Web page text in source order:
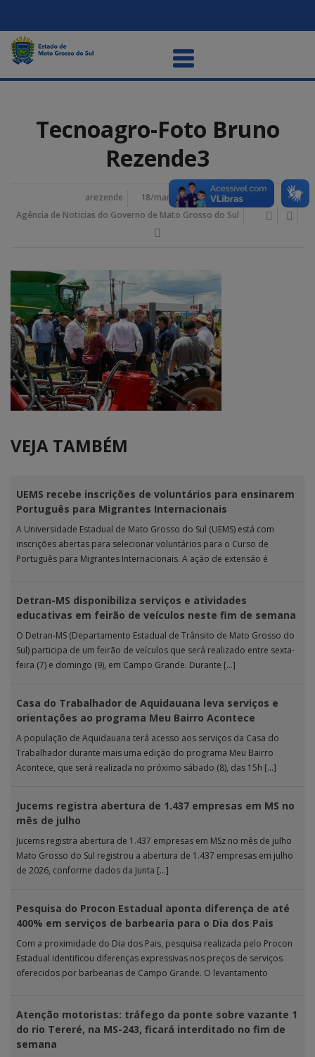
Tecnoagro-Foto Bruno
Rezende3
arezende
18/março/2025 2:41 pm
Agência de Noticias do Governo de Mato Grosso do Sul
VEJA TAMBÉM
UEMS recebe inscrições de voluntários para ensinarem
Português para Migrantes Internacionais
A Universidade Estadual de Mato Grosso do Sul (UEMS) está com
inscrições abertas para selecionar voluntários para o Curso de
Português para Migrantes Internacionais. A ação de extensão é
Detran-MS disponibiliza serviços e atividades
educativas em feirão de veículos neste fim de semana
O Detran-MS (Departamento Estadual de Trânsito de Mato Grosso do
Sul) participa de um feirão de veículos que será realizado entre sexta-
feira (7) e domingo (9), em Campo Grande. Durante […]
Casa do Trabalhador de Aquidauana leva serviços e
orientações ao programa Meu Bairro Acontece
A população de Aquidauana terá acesso aos serviços da Casa do
Trabalhador durante mais uma edição do programa Meu Bairro
Acontece, que será realizada no próximo sábado (8), das 15h […]
Jucems registra abertura de 1.437 empresas em MS no
mês de julho
Jucems registra abertura de 1.437 empresas em MSz no mês de julho
Mato Grosso do Sul registrou a abertura de 1.437 empresas em julho
de 2026, conforme dados da Junta […]
Pesquisa do Procon Estadual aponta diferença de até
400% em serviços de barbearia para o Dia dos Pais
Com a proximidade do Dia dos Pais, pesquisa realizada pelo Procon
Estadual identificou diferenças expressivas nos preços de serviços
oferecidos por barbearias de Campo Grande. O levantamento
Atenção motoristas: tráfego da ponte sobre vazante 1
do rio Tereré, na MS-243, ficará interditado no fim de
semana